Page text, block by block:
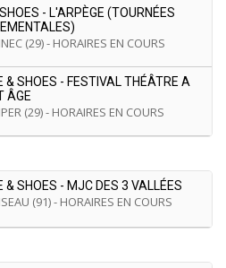
- L'ARPÈGE (TOURNÉES
(29) - HORAIRES EN COURS
& SHOES - FESTIVAL THÉÂTRE A
ÂGE
(29) - HORAIRES EN COURS
& SHOES - MJC DES 3 VALLÉES
(91) - HORAIRES EN COURS